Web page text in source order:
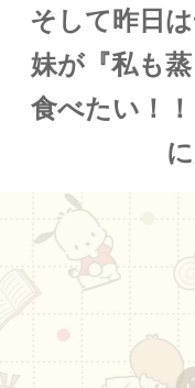
そして昨日
妹が『私も
食べたい！